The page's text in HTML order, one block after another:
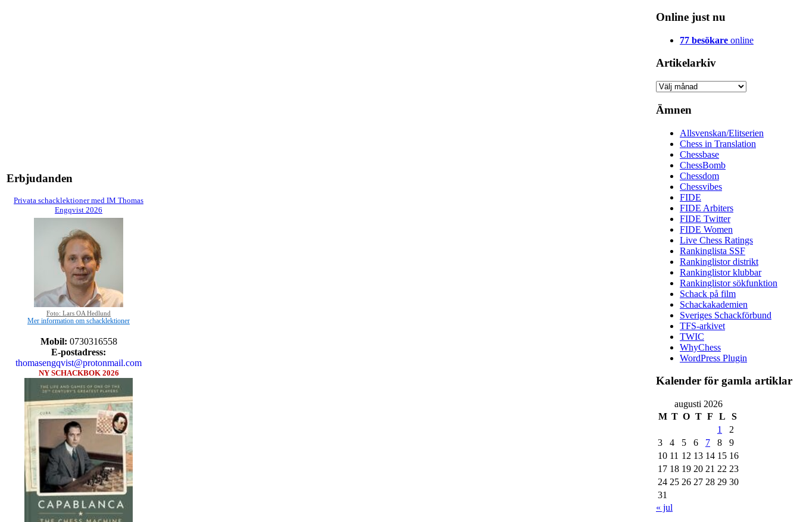
Erbjudanden
Privata schacklektioner med IM Thomas
Engqvist 2026
Foto: Lars OA Hedlund
Mer information om schacklektioner
Mobil: 0730316558
E-postadress:
thomasengqvist@protonmail.com
NY SCHACKBOK 2026
Online just nu
77 besökare online
Artikelarkiv
Artikelarkiv
Ämnen
Allsvenskan/Elitserien
Chess in Translation
Chessbase
ChessBomb
Chessdom
Chessvibes
FIDE
FIDE Arbiters
FIDE Twitter
FIDE Women
Live Chess Ratings
Rankinglista SSF
Rankinglistor distrikt
Rankinglistor klubbar
Rankinglistor sökfunktion
Schack på film
Schackakademien
Sveriges Schackförbund
TFS-arkivet
TWIC
WhyChess
WordPress Plugin
Kalender för gamla artiklar
augusti 2026
M T O T F L
S
1
2
3
4 5 6 7 8
9
10 11 12 13 14 15 16
17 18 19 20 21 22 23
24 25 26 27 28 29 30
31
« jul